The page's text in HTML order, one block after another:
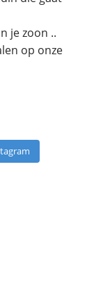
je zoon ..
op onze